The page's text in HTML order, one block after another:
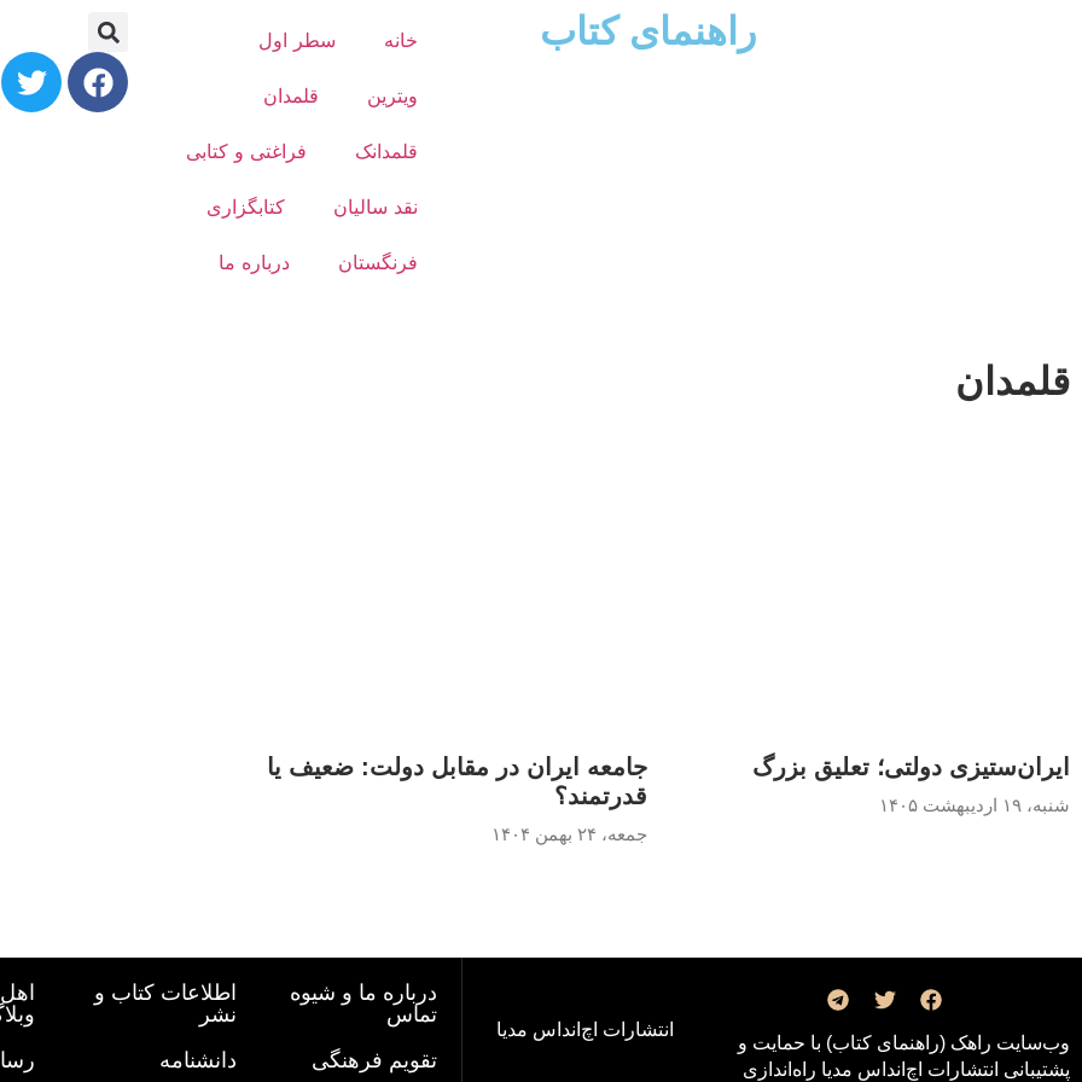
راهنمای کتاب خانه سطر اول
ویترین قلمدان
قلمدانک فراغتی و کتابی
نقد سالیان کتابگزاری
فرنگستان درباره ما
قلمدان
ایران‌ستیزی دولتی؛ تعلیق بزرگ
شنبه، ۱۹ اردیبهشت ۱۴۰۵
جامعه ایران در مقابل دولت: ضعیف یا
قدرتمند؟
جمعه، ۲۴ بهمن ۱۴۰۴
وب‌سایت راهک (راهنمای کتاب) با حمایت و
پشتیبانی انتشارات اچ‌اند‌اس مدیا راه‌اندازی
انتشارات اچ‌اند‌اس مدیا
درباره ما و شیوه
تماس
تقویم فرهنگی
اطلاعات کتاب و
نشر
دانشنامه